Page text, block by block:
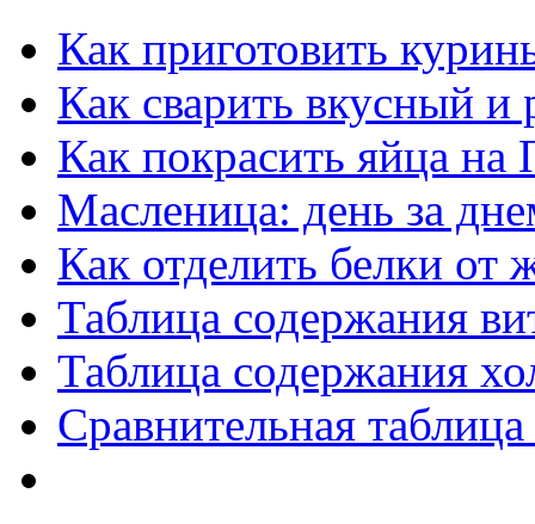
Как приготовить
Как сварить вкусный и
Как покрасить яйца на
Масленица: день за
Как отделить белки от
Таблица содержания
Таблица содержания
Сравнительная